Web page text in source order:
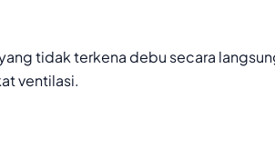
tidak terkena debu secara
ventilasi.